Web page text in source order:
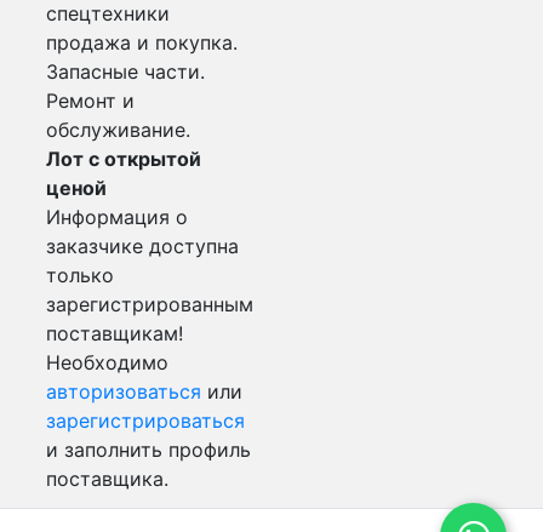
спецтехники
продажа и покупка.
Запасные части.
Ремонт и
обслуживание.
Лот с открытой
ценой
Информация о
заказчике доступна
только
зарегистрированным
поставщикам!
Необходимо
авторизоваться или
зарегистрироваться
и заполнить профиль
поставщика.